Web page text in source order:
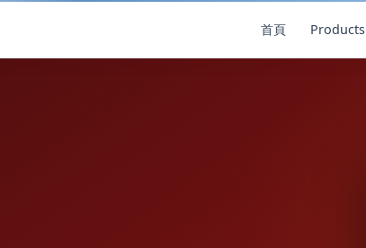
首頁 Products